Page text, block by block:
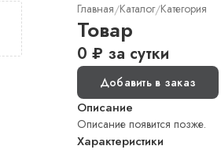
Главная/Каталог/Категория
Товар
0 ₽ за сутки
Добавить в заказ
Описание
Описание появится позже.
Характеристики